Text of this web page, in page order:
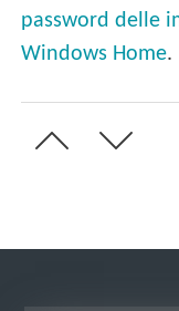
password delle
Windows Home.